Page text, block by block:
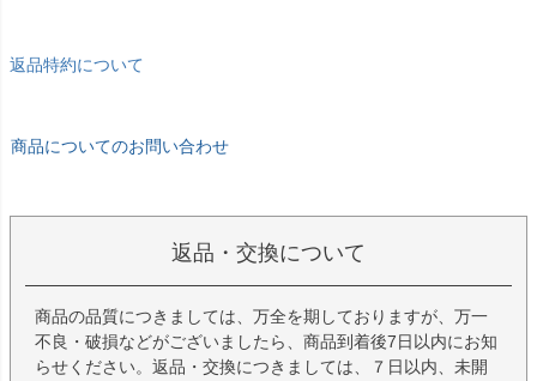
返品特約について
商品についてのお問い合わせ
返品・交換について
商品の品質につきましては、万全を期しておりますが、万一
不良・破損などがございましたら、商品到着後7日以内にお知
らせください。返品・交換につきましては、７日以内、未開